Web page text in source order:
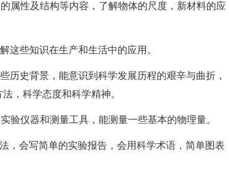
属性及结构等内容，了解物体的尺度，新材料的应
这些知识在生产和生活中的应用。
历史背景，能意识到科学发展历程的艰辛与曲折，
，科学态度和科学精神。
验仪器和测量工具，能测量一些基本的物理量。
，会写简单的实验报告，会用科学术语，简单图表